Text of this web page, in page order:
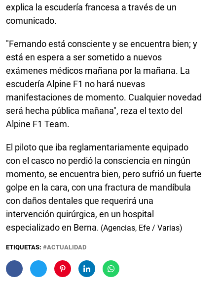
explica la escudería francesa a través de un
comunicado.
"Fernando está consciente y se encuentra bien; y
está en espera a ser sometido a nuevos
exámenes médicos mañana por la mañana. La
escudería Alpine F1 no hará nuevas
manifestaciones de momento. Cualquier novedad
será hecha pública mañana", reza el texto del
Alpine F1 Team.
El piloto que iba reglamentariamente equipado
con el casco no perdió la consciencia en ningún
momento, se encuentra bien, pero sufrió un fuerte
golpe en la cara, con una fractura de mandíbula
con daños dentales que requerirá una
intervención quirúrgica, en un hospital
especializado en Berna. (Agencias, Efe / Varias)
ETIQUETAS: ACTUALIDAD